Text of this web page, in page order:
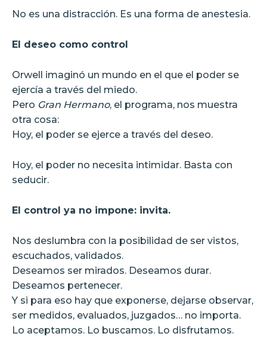
No es una distracción. Es una forma de anestesia.
El deseo como control
Orwell imaginó un mundo en el que el poder se
ejercía a través del miedo.
Pero Gran Hermano, el programa, nos muestra
otra cosa:
Hoy, el poder se ejerce a través del deseo.
Hoy, el poder no necesita intimidar. Basta con
seducir.
El control ya no impone: invita.
Nos deslumbra con la posibilidad de ser vistos,
escuchados, validados.
Deseamos ser mirados. Deseamos durar.
Deseamos pertenecer.
Y si para eso hay que exponerse, dejarse observar,
ser medidos, evaluados, juzgados… no importa.
Lo aceptamos. Lo buscamos. Lo disfrutamos.